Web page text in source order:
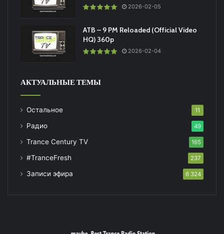
2026-02-05
ATB – 9 PM Reloaded (Official Video
HQ) 360p
2026-02-04
АКТУАЛЬНЫЕ ТЕМЫ
Остальное 11
Радио 49
Trance Century TV 165
#TranceFresh 237
Записи эфира 6 324